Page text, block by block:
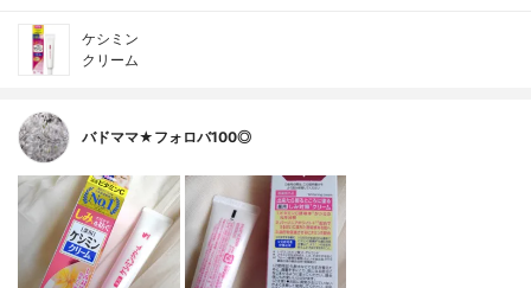
ケシミン
クリーム
バドママ★フォロバ100◎